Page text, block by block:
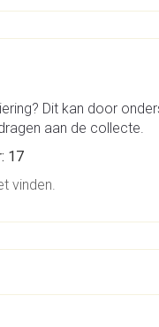
Dit kan door
aan de collecte.
17
vinden.